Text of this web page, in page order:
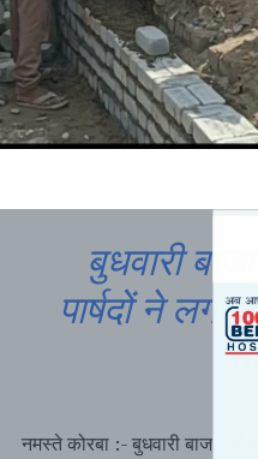
बुधवारी
पार्षदों ने
नमस्ते कोरबा :- बुधवारी बाजार